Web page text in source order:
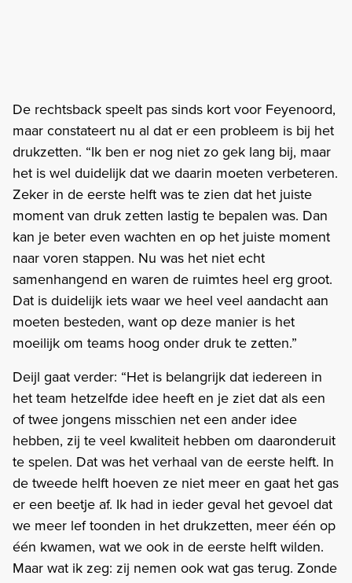
De rechtsback speelt pas sinds kort voor Feyenoord,
maar constateert nu al dat er een probleem is bij het
drukzetten. “Ik ben er nog niet zo gek lang bij, maar
het is wel duidelijk dat we daarin moeten verbeteren.
Zeker in de eerste helft was te zien dat het juiste
moment van druk zetten lastig te bepalen was. Dan
kan je beter even wachten en op het juiste moment
naar voren stappen. Nu was het niet echt
samenhangend en waren de ruimtes heel erg groot.
Dat is duidelijk iets waar we heel veel aandacht aan
moeten besteden, want op deze manier is het
moeilijk om teams hoog onder druk te zetten.”
Deijl gaat verder: “Het is belangrijk dat iedereen in
het team hetzelfde idee heeft en je ziet dat als een
of twee jongens misschien net een ander idee
hebben, zij te veel kwaliteit hebben om daaronderuit
te spelen. Dat was het verhaal van de eerste helft. In
de tweede helft hoeven ze niet meer en gaat het gas
er een beetje af. Ik had in ieder geval het gevoel dat
we meer lef toonden in het drukzetten, meer één op
één kwamen, wat we ook in de eerste helft wilden.
Maar wat ik zeg: zij nemen ook wat gas terug. Zonde